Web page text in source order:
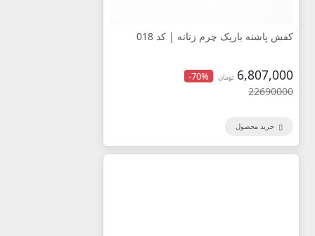
کفش پاشنه باریک چرم زنانه | کد 018
6,807,000 تومان -70%
22690000
خرید محصول